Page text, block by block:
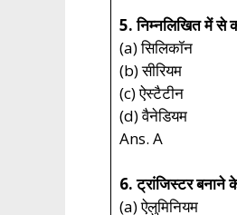
5. निम्नलिखित में से
(a) सिलिकॉन
(b) सीरियम
(c) ऐस्टैटीन
(d) वैनेडियम
Ans. A
6. ट्रांजिस्टर बनाने
(a) ऐलुमिनियम